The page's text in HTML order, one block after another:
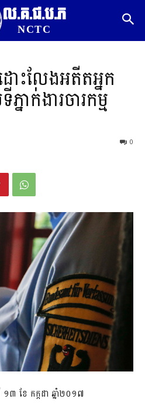
ល.គ.ជ.ប.ភ
NCTC
ោះលែងអតីតអ្នក
ាក់ងារចារកម្ម
0
៣ ខែ កក្កដា ឆ្នាំ២០១៧